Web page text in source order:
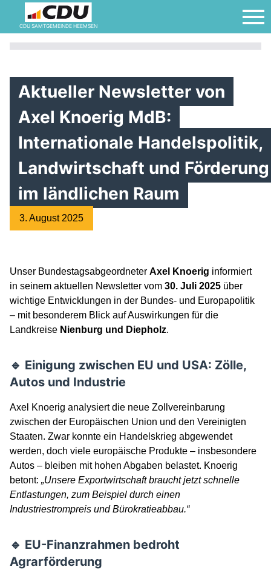
CDU SAMTGEMEINDE HEEMSEN
Aktueller Newsletter von
Axel Knoerig MdB:
Internationale Handelspolitik,
Landwirtschaft und Förderung
im ländlichen Raum
3. August 2025
Unser Bundestagsabgeordneter Axel Knoerig informiert
in seinem aktuellen Newsletter vom 30. Juli 2025 über
wichtige Entwicklungen in der Bundes- und Europapolitik
– mit besonderem Blick auf Auswirkungen für die
Landkreise Nienburg und Diepholz.
🔹 Einigung zwischen EU und USA: Zölle,
Autos und Industrie
Axel Knoerig analysiert die neue Zollvereinbarung
zwischen der Europäischen Union und den Vereinigten
Staaten. Zwar konnte ein Handelskrieg abgewendet
werden, doch viele europäische Produkte – insbesondere
Autos – bleiben mit hohen Abgaben belastet. Knoerig
betont: „Unsere Exportwirtschaft braucht jetzt schnelle
Entlastungen, zum Beispiel durch einen
Industriestrompreis und Bürokratieabbau.“
🔹 EU-Finanzrahmen bedroht
Agrarförderung